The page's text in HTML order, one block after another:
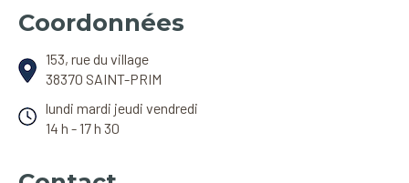
Saint-Prim Coeur de Village
Coordonnées
153, rue du village
38370 SAINT-PRIM
lundi mardi jeudi vendredi
14 h - 17 h 30